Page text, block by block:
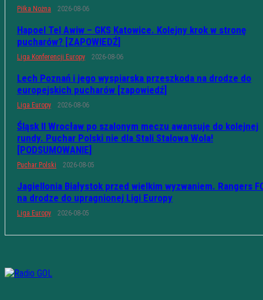
Piłka Nożna 2026-08-06
Hapoel Tel Awiw – GKS Katowice. Kolejny krok w stronę
pucharów? [ZAPOWIEDŹ]
Liga Konferencji Europy 2026-08-06
Lech Poznań i jego wyspiarska przeszkoda na drodze do
europejskich pucharów [zapowiedź]
Liga Europy 2026-08-06
Śląsk II Wrocław po szalonym meczu awansuje do kolejnej
rundy. Puchar Polski nie dla Stali Stalowa Wola!
[PODSUMOWANIE]
Puchar Polski 2026-08-05
Jagiellonia Białystok przed wielkim wyzwaniem. Rangers
na drodze do upragnionej Ligi Europy
Liga Europy 2026-08-05